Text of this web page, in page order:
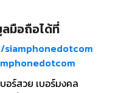
มือถือได้ที่
siamphonedotcom
อร์สวย เบอร์มงคล